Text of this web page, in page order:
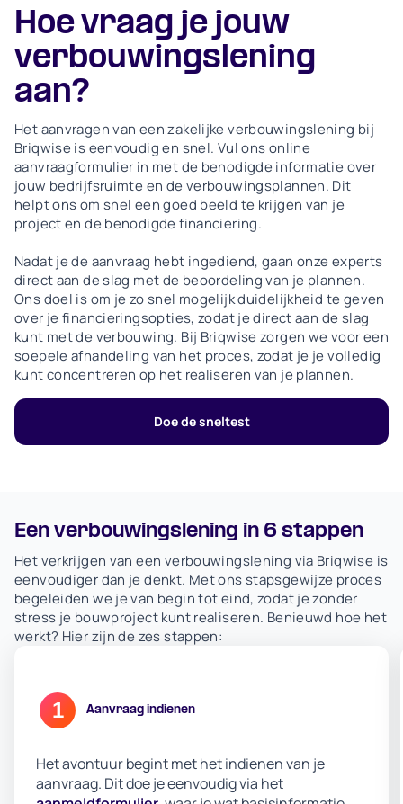
Hoe vraag je jouw
verbouwingslening
aan?
Het aanvragen van een zakelijke verbouwingslening bij
Briqwise is eenvoudig en snel. Vul ons online
aanvraagformulier in met de benodigde informatie over
jouw bedrijfsruimte en de verbouwingsplannen. Dit
helpt ons om snel een goed beeld te krijgen van je
project en de benodigde financiering.
Nadat je de aanvraag hebt ingediend, gaan onze experts
direct aan de slag met de beoordeling van je plannen.
Ons doel is om je zo snel mogelijk duidelijkheid te geven
over je financieringsopties, zodat je direct aan de slag
kunt met de verbouwing. Bij Briqwise zorgen we voor een
soepele afhandeling van het proces, zodat je je volledig
kunt concentreren op het realiseren van je plannen.
Doe de sneltest
Een verbouwingslening in 6 stappen
Het verkrijgen van een verbouwingslening via Briqwise is
eenvoudiger dan je denkt. Met ons stapsgewijze proces
begeleiden we je van begin tot eind, zodat je zonder
stress je bouwproject kunt realiseren. Benieuwd hoe het
werkt? Hier zijn de zes stappen:
1 Aanvraag indienen
Het avontuur begint met het indienen van je
aanvraag. Dit doe je eenvoudig via het